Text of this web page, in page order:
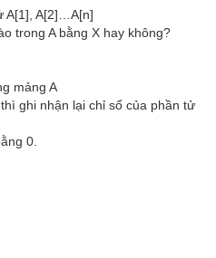
A[1], A[2]…A[n]
trong A bằng X hay không?
mảng A
ghi nhận lại chỉ số của phần tử
0.